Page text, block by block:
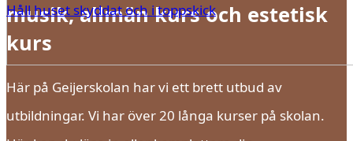
Håll huset skyddat och i toppskick
musik, allmän kurs och estetisk
kurs
Här på Geijerskolan har vi ett brett utbud av
utbildningar. Vi har över 20 långa kurser på skolan.